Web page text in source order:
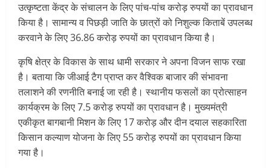
उत्कृष्टता केंद्र के संचालन के लिए पांच-पांच करोड़ रुपयों का प्रावधान
किया है। सामान्य व पिछड़ी जाति के छात्रों को निशुल्क किताबें उपलब्ध
करवाने के लिए 36.86 करोड़ रुपयों का प्रावधान किया है।
कृषि क्षेत्र के विकास के साथ धामी सरकार ने अपना विजन साफ रखा
है। बताया कि जीआई टैग प्राप्त कर वैश्विक बाजार की संभावना
तलाशने की रणनीति बनाई जा रही है। स्थानीय फसलों का प्रोत्साहन
कार्यक्रम के लिए 7.5 करोड़ रुपयों का प्रावधान है। मुख्यमंत्री
एकीकृत बागबानी मिशन के लिए 17 करोड़ और दीन दयाल सहकारिता
किसान कल्याण योजना के लिए 55 करोड़ रुपयों का प्रावधान किया
गया है।